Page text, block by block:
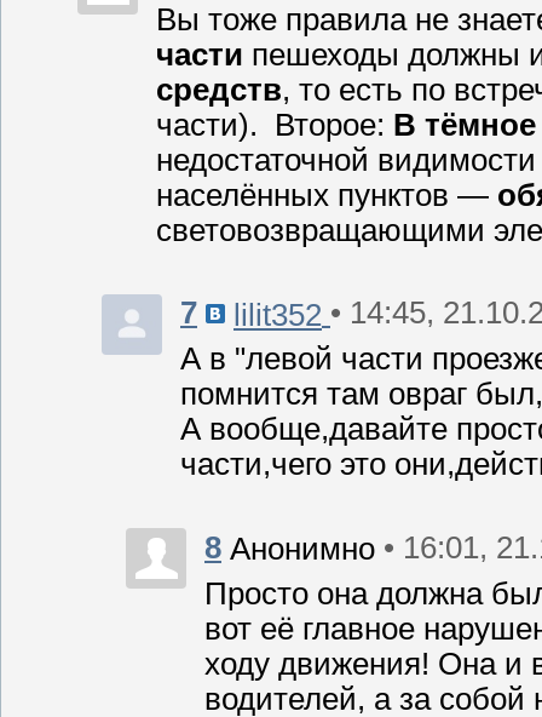
Вы тоже правила не
части пешеходы должны
средств, то есть по
части). Второе: В тёмное
недостаточной
населённых пунктов —
световозвращающими
7 lilit352 • 14:45,
А в "левой части
помнится там овраг
А вообще,давайте
части,чего это
8 Анонимно • 16:01,
Просто она должна
вот её главное
ходу движения! Она и
водителей, а за